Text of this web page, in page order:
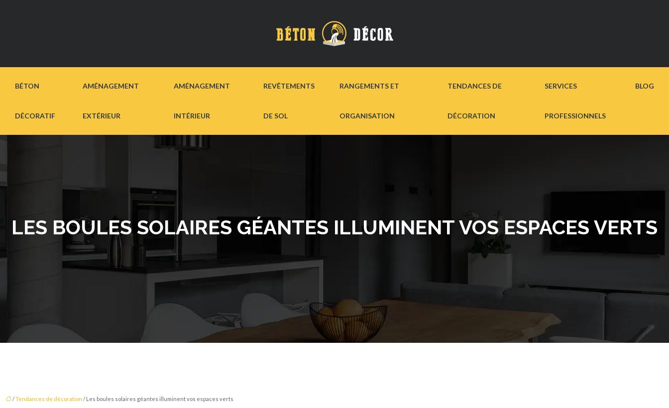
BÉTON
DÉCORATIF
AMÉNAGEMENT
EXTÉRIEUR
AMÉNAGEMENT
INTÉRIEUR
REVÊTEMENTS
DE SOL
RANGEMENTS ET
ORGANISATION
TENDANCES DE
DÉCORATION
SERVICES
PROFESSIONNELS
BLOG
LES BOULES SOLAIRES GÉANTES ILLUMINENT VOS ESPACES VERTS
/Tendances de décoration / Les boules solaires géantes illuminent vos espaces verts